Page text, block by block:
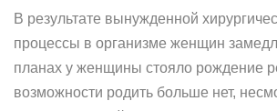
В результате вынужденной
процессы в организме женщин
планах у женщины стояло рождение
возможности родить больше нет,